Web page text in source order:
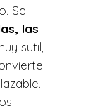
Se
las
sutil,